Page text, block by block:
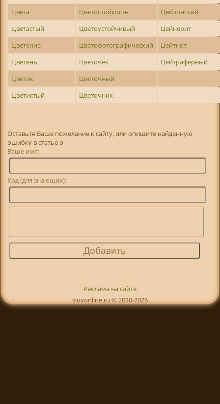
Цвета
Цветостойкость
Цейлонский
Цветастый
Цветоустойчивый
Цейнерит
Цветение
Цветофотографический
Цейтнот
Цветень
Цветочек
Цейтраферный
Цветик
Цветочный
Цветистый
Цветочник
Оставьте Ваше пожелание к сайту, или опишите найденную
ошибку в статье о
Ваше имя:
Код (для знающих):
Реклама на сайте
slovonline.ru © 2010-2026